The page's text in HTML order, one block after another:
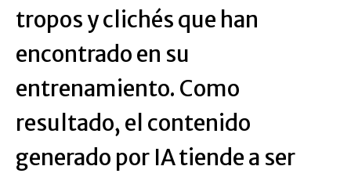
tropos y clichés que han
encontrado en su
entrenamiento. Como
resultado, el contenido
generado por IA tiende a ser